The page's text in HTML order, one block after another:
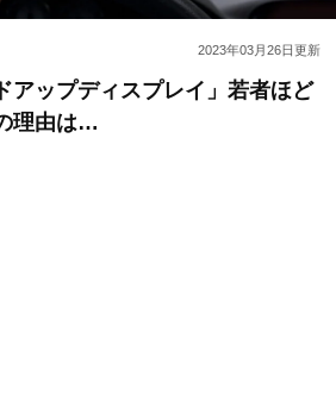
2023年03月26日更新
アップディスプレイ」若者ほど
理由は…